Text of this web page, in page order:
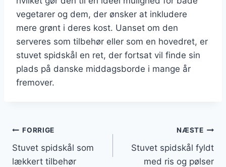
vegetarer og dem, der ønsker at inkludere
mere grønt i deres kost. Uanset om den
serveres som tilbehør eller som en hovedret, er
stuvet spidskål en ret, der fortsat vil finde sin
plads på danske middagsborde i mange år
fremover.
Indlægsnavigation
FORRIGE
Stuvet spidskål som
lækkert tilbehør
NÆSTE
Stuvet spidskål fyldt
med ris og pølser